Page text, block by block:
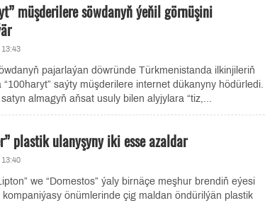
müşderilere söwdanyň ýeňil görnüşini
13:43
pajarlaýan döwründe Türkmenistanda ilkinjileriň
“100haryt” saýty müşderilere internet dükanyny hödürledi.
almagyň aňsat usuly bilen alyjylara “tiz,...
plastik ulanyşyny iki esse azaldar
13:40
we “Domestos” ýaly birnäçe meşhur brendiň eýesi
kompaniýasy önümlerinde çig maldan öndürilýän plastik